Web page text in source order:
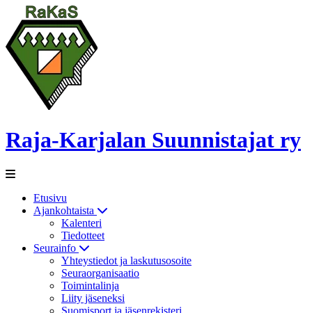
Raja-Karjalan Suunnistajat ry
Etusivu
Ajankohtaista
Kalenteri
Tiedotteet
Seurainfo
Yhteystiedot ja laskutusosoite
Seuraorganisaatio
Toimintalinja
Liity jäseneksi
Suomisport ja jäsenrekisteri